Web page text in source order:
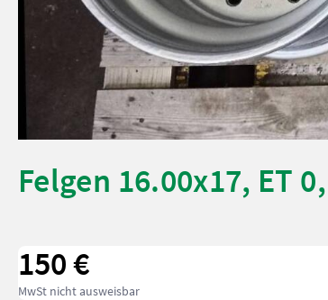
Felgen 16.00x17, ET
150 €
MwSt nicht ausweisbar